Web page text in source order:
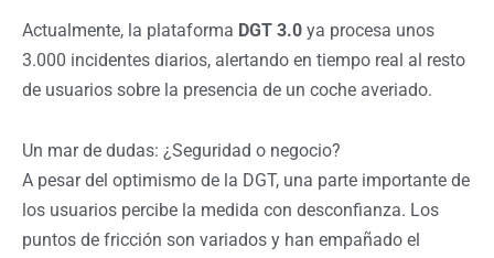
Actualmente, la plataforma DGT 3.0 ya procesa unos
3.000 incidentes diarios, alertando en tiempo real al resto
de usuarios sobre la presencia de un coche averiado.
Un mar de dudas: ¿Seguridad o negocio?
A pesar del optimismo de la DGT, una parte importante de
los usuarios percibe la medida con desconfianza. Los
puntos de fricción son variados y han empañado el